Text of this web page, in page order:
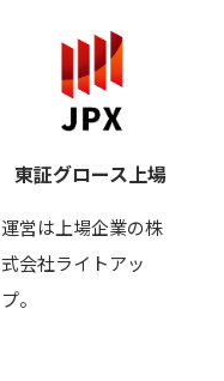
東証グロース上場
運営は上場企業の株
式会社ライトアッ
プ。